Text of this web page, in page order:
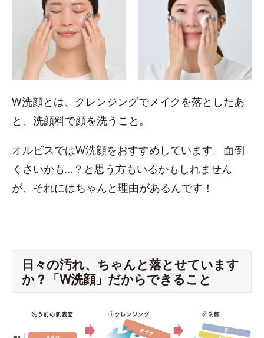
W洗顔とは、クレンジングでメイクを落としたあ
と、洗顔料で顔を洗うこと。
オルビスではW洗顔をおすすめしています。面倒
くさいかも…？と思う方もいるかもしれません
が、それにはちゃんと理由があるんです！
日々の汚れ、ちゃんと落とせています
か？「W洗顔」だからできること